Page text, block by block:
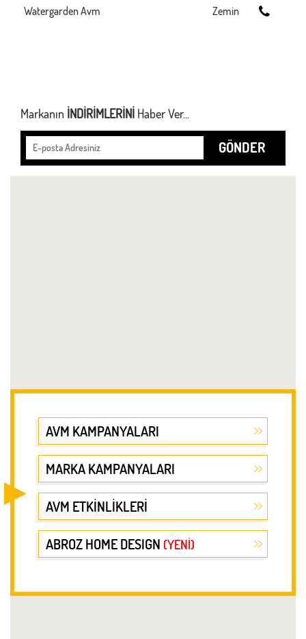
Watergarden Avm
Zemin
Markanın İNDİRİMLERİNİ Haber Ver...
GÖNDER
AVM KAMPANYALARI
MARKA KAMPANYALARI
AVM ETKİNLİKLERİ
ABROZ HOME DESIGN (YENİ)